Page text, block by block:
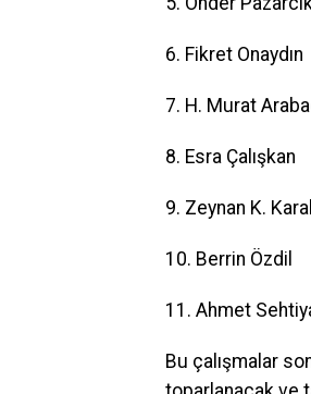
6. Fikret Onaydın
7. H. Murat
8. Esra Çalışkan
9. Zeynan K.
10. Berrin Özdil
11. Ahmet
Bu çalışmalar